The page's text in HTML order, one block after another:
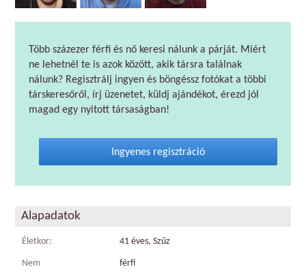
Több százezer férfi és nő keresi nálunk a párját. Miért
ne lehetnél te is azok között, akik társra találnak
nálunk? Regisztrálj ingyen és böngéssz fotókat a többi
társkeresőről, írj üzenetet, küldj ajándékot, érezd jól
magad egy nyitott társaságban!
Ingyenes regisztráció
Alapadatok
Életkor: 41 éves, Szűz
Nem férfi